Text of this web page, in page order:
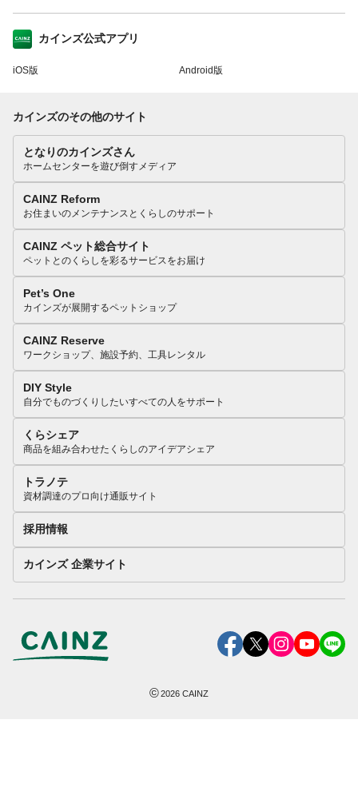
カインズ公式アプリ
iOS版 Android版
カインズのその他のサイト
となりのカインズさん
ホームセンターを遊び倒すメディア
CAINZ Reform
お住まいのメンテナンスとくらしのサポート
CAINZ ペット総合サイト
ペットとのくらしを彩るサービスをお届け
Pet’s One
カインズが展開するペットショップ
CAINZ Reserve
ワークショップ、施設予約、工具レンタル
DIY Style
自分でものづくりしたいすべての人をサポート
くらシェア
商品を組み合わせたくらしのアイデアシェア
トラノテ
資材調達のプロ向け通販サイト
採用情報
カインズ 企業サイト
©2026 CAINZ